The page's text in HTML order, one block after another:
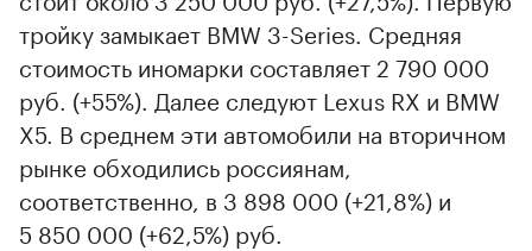
00:00 / 00:00
тройку замыкает BMW 3-Series. Средняя
стоимость иномарки составляет 2 790 000
руб. (+55%). Далее следуют Lexus RX и BMW
X5. В среднем эти автомобили на вторичном
рынке обходились россиянам,
соответственно, в 3 898 000 (+21,8%) и
5 850 000 (+62,5%) руб.